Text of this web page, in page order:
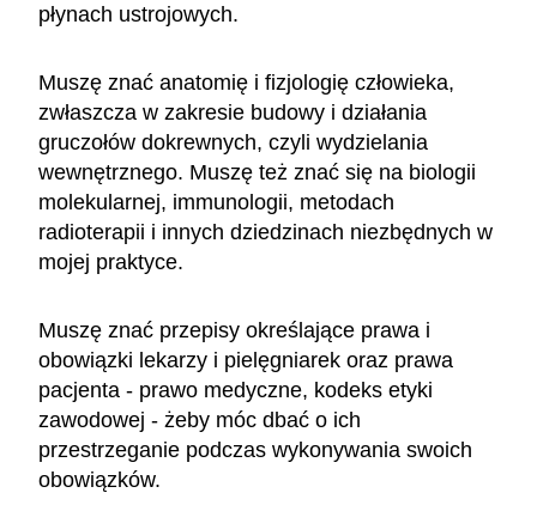
płynach ustrojowych.
Muszę znać anatomię i fizjologię człowieka,
zwłaszcza w zakresie budowy i działania
gruczołów dokrewnych, czyli wydzielania
wewnętrznego. Muszę też znać się na biologii
molekularnej, immunologii, metodach
radioterapii i innych dziedzinach niezbędnych w
mojej praktyce.
Muszę znać przepisy określające prawa i
obowiązki lekarzy i pielęgniarek oraz prawa
pacjenta - prawo medyczne, kodeks etyki
zawodowej - żeby móc dbać o ich
przestrzeganie podczas wykonywania swoich
obowiązków.